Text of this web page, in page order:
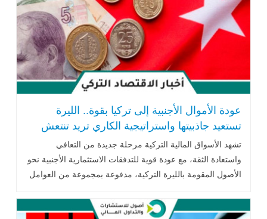
عودة الأموال الأجنبية إلى تركيا بقوة.. الليرة
تستعيد جاذبيتها واستراتيجية الكاري تريد تنتعش
مجددًا
تشهد الأسواق المالية التركية مرحلة جديدة من التعافي
واستعادة الثقة، مع عودة قوية للتدفقات الاستثمارية الأجنبية نحو
الأصول المقومة بالليرة التركية، مدفوعة بمجموعة من العوامل